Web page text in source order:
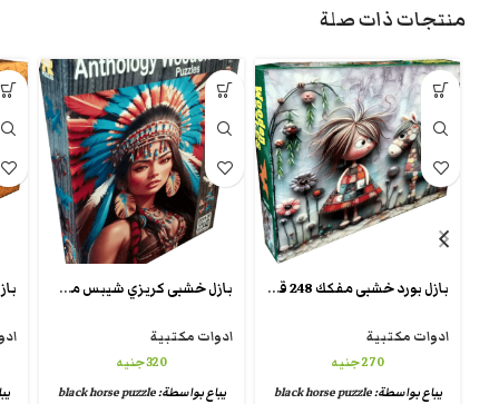
منتجات ذات صلة
بازل بورد خشبى مفكك 248 قطعة تقطيع كريزى شيبس wooden crazy puzzle
ادوات مكتبية
270جنيه
يباع بواسطة:black horse puzzle
بازل خشبى كريزي شيبس من بلاك هورس anthology wooden puzzle5
ادوات مكتبية
320جنيه
يباع بواسطة:black horse puzzle